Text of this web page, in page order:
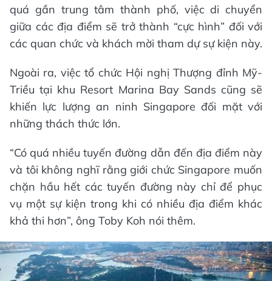
quá gần trung tâm thành phố, việc di chuyển
giữa các địa điểm sẽ trở thành “cực hình” đối với
các quan chức và khách mời tham dự sự kiện này.
Ngoài ra, việc tổ chức Hội nghị Thượng đỉnh Mỹ-
Triều tại khu Resort Marina Bay Sands cũng sẽ
khiến lực lượng an ninh Singapore đối mặt với
những thách thức lớn.
“Có quá nhiều tuyến đường dẫn đến địa điểm này
và tôi không nghĩ rằng giới chức Singapore muốn
chặn hầu hết các tuyến đường này chỉ để phục
vụ một sự kiện trong khi có nhiều địa điểm khác
khả thi hơn”, ông Toby Koh nói thêm.